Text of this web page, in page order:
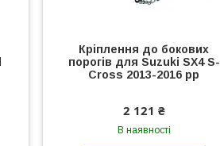
Кріплення до бокових
порогів для Suzuki SX4 S-
Cross 2013-2016 рр
2 121 ₴
В наявності